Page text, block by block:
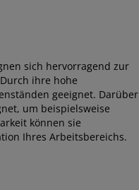
sich hervorragend zur
ihre hohe
geeignet. Darüber
um beispielsweise
können sie
Ihres Arbeitsbereichs.